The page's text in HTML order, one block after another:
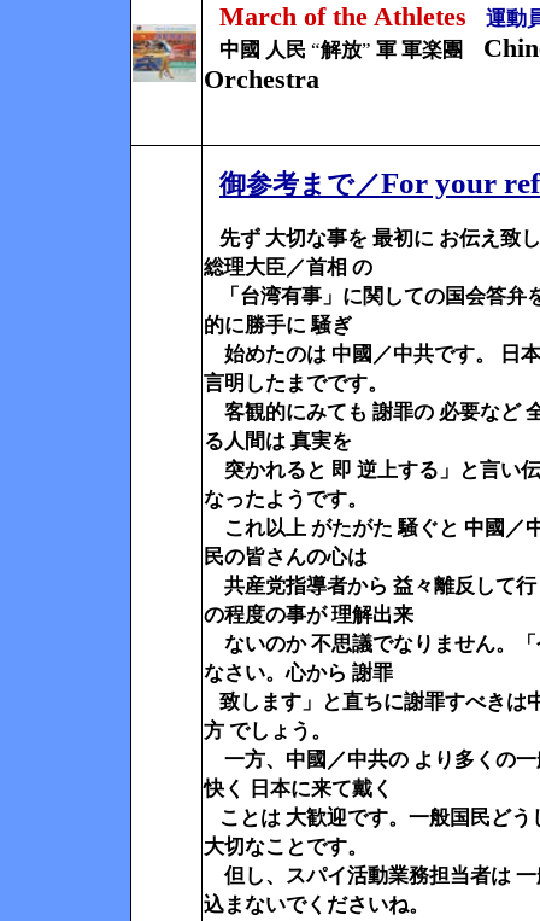
March of the Athletes
運動
中國 人民 “解放” 軍 軍楽團
Orchestra
御参考まで／For your
先ず 大切な事を 最初に お伝え致
総理大臣／首相 の
「台湾有事」に関しての国会答
的に勝手に 騒ぎ
始めたのは 中國／中共です。 日
言明したまでです。
客観的にみても 謝罪の 必要など
る人間は 真実を
突かれると 即 逆上する」と言い
なったようです。
これ以上 がたがた 騒ぐと 中國／
民の皆さんの心は
共産党指導者から 益々離反して
の程度の事が 理解出来
ないのか 不思議でなりません。
なさい。心から 謝罪
致します」と直ちに謝罪すべきは
方 でしょう。
一方、中國／中共の より多くの
快く 日本に来て戴く
ことは 大歓迎です。一般国民ど
大切なことです。
但し、スパイ活動業務担当者は
込まないでくださいね。